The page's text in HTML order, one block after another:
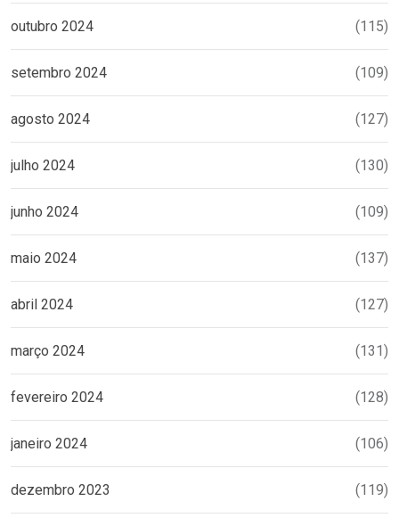
outubro 2024 (115)
setembro 2024 (109)
agosto 2024 (127)
julho 2024 (130)
junho 2024 (109)
maio 2024 (137)
abril 2024 (127)
março 2024 (131)
fevereiro 2024 (128)
janeiro 2024 (106)
dezembro 2023 (119)